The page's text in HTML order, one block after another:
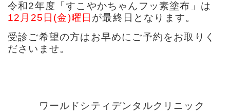
令和2年度「すこやかちゃんフッ素塗布」は
12月25日(金)曜日 が最終日となります。
受診ご希望の方はお早めにご予約をお取りく
ださいませ。
ワールドシティデンタルクリニック